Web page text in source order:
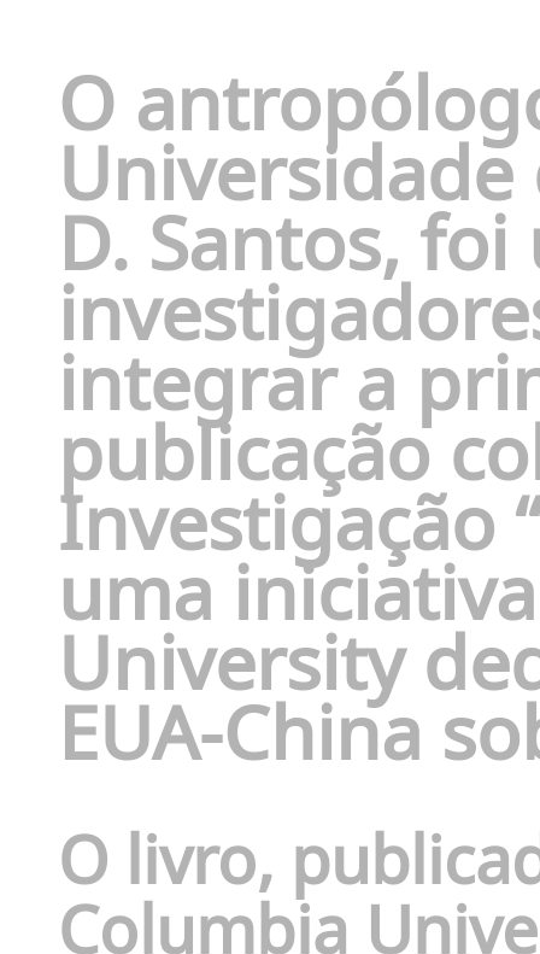
O
D. Santos,
integrar a
publicação
Investigação
uma
University
EUA-China
O livro,
Columbia